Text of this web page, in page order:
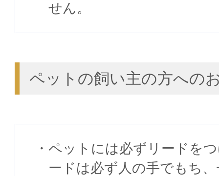
せん。
ペットの飼い主の方への
ペットには必ずリードを
ードは必ず人の手でもち